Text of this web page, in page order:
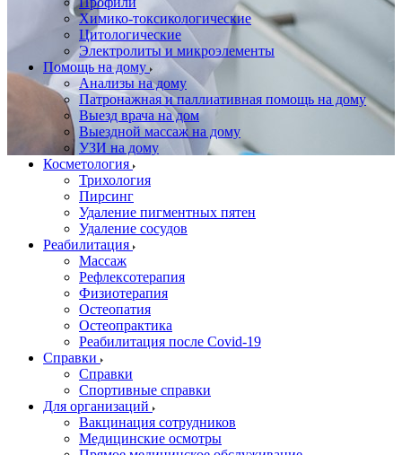
Химико-токсикологические
Цитологические
Электролиты и микроэлементы
Помощь на дому
Анализы на дому
Патронажная и паллиативная помощь на дому
Выезд врача на дом
Выездной массаж на дому
УЗИ на дому
Косметология
Трихология
Пирсинг
Удаление пигментных пятен
Удаление сосудов
Реабилитация
Массаж
Рефлексотерапия
Физиотерапия
Остеопатия
Остеопрактика
Реабилитация после Covid-19
Справки
Справки
Спортивные справки
Для организаций
Вакцинация сотрудников
Медицинские осмотры